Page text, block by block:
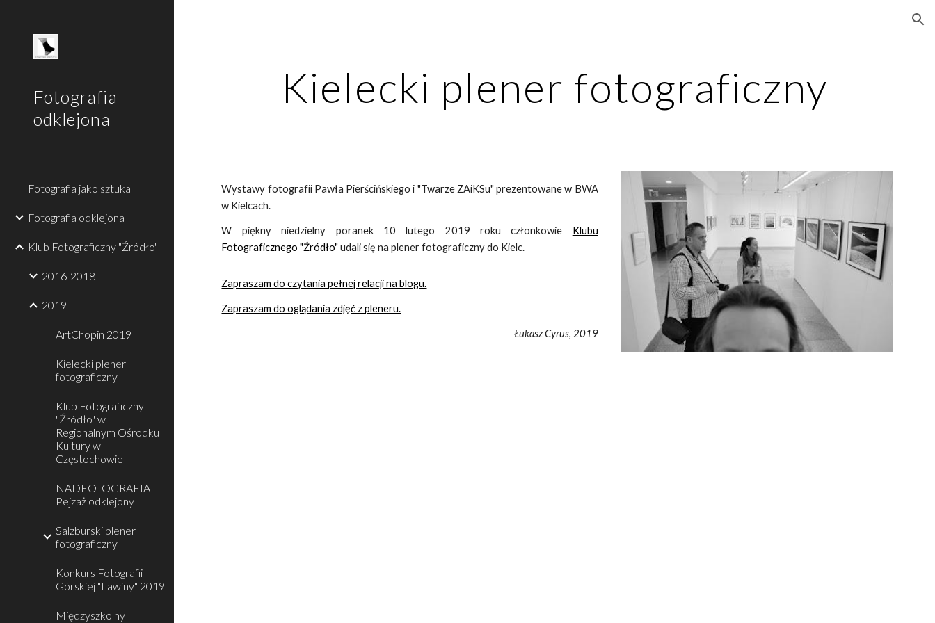
Fotografia
odklejona
Fotografia jako sztuka
Fotografia odklejona
Klub Fotograficzny "Źródło"
2016-2018
2019
ArtChopin 2019
Kielecki plener
fotograficzny
Klub Fotograficzny
"Źródło" w
Regionalnym Ośrodku
Kultury w
Częstochowie
NADFOTOGRAFIA -
Pejzaż odklejony
Salzburski plener
fotograficzny
Konkurs Fotografii
Górskiej "Lawiny" 2019
Międzyszkolny
Kielecki plener fotograficzny
Wystawy fotografii Pawła Pierścińskiego i "Twarze ZAiKSu" prezentowane w BWA
w Kielcach.
W piękny niedzielny poranek 10 lutego 2019 roku członkowie Klubu
Fotograficznego "Źródło" udali się na plener fotograficzny do Kielc.
Zapraszam do czytania pełnej relacji na blogu.
Zapraszam do oglądania zdjęć z pleneru.
Łukasz Cyrus, 2019